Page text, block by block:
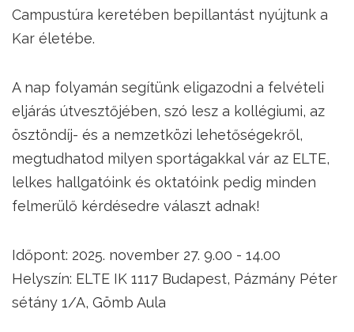
Campustúra keretében bepillantást nyújtunk a
Kar életébe.
A nap folyamán segítünk eligazodni a felvételi
eljárás útvesztőjében, szó lesz a kollégiumi, az
ösztöndíj- és a nemzetközi lehetőségekről,
megtudhatod milyen sportágakkal vár az ELTE,
lelkes hallgatóink és oktatóink pedig minden
felmerülő kérdésedre választ adnak!
Időpont: 2025. november 27. 9.00 - 14.00
Helyszín: ELTE IK 1117 Budapest, Pázmány Péter
sétány 1/A, Gömb Aula